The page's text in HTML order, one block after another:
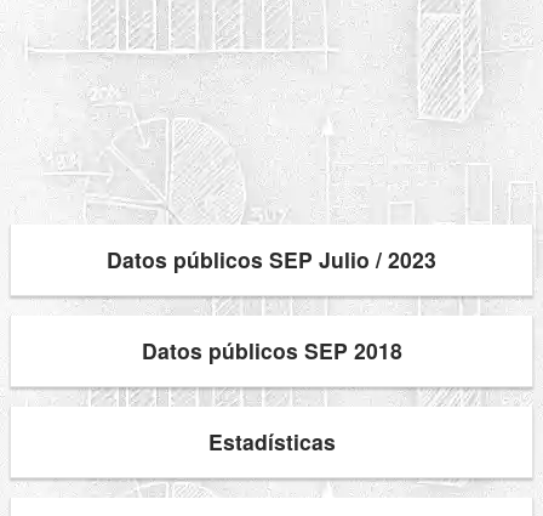
Datos públicos SEP Julio / 2023
Datos públicos SEP 2018
Estadísticas